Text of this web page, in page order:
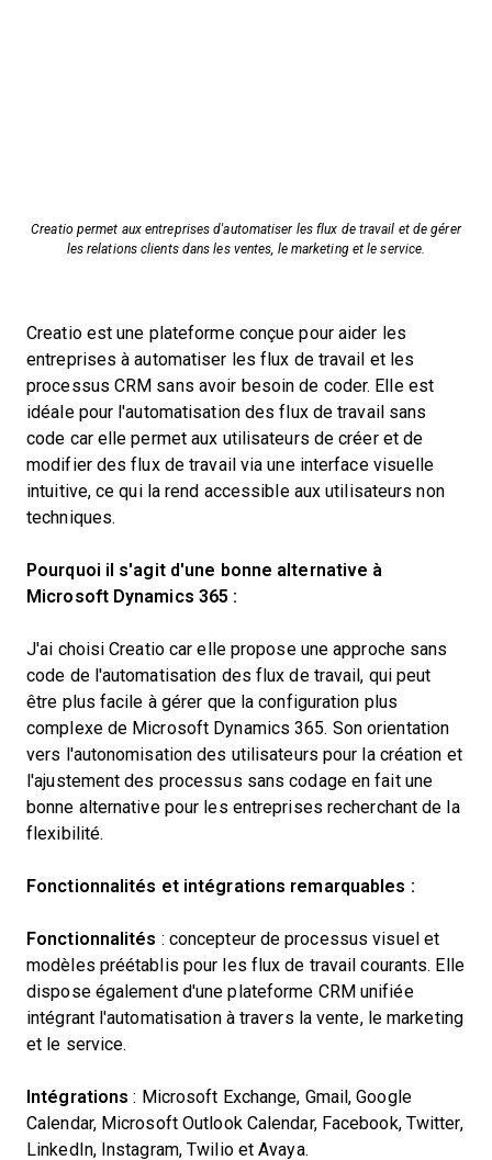
Creatio permet aux entreprises d'automatiser les flux de travail et de gérer
les relations clients dans les ventes, le marketing et le service.
Creatio est une plateforme conçue pour aider les
entreprises à automatiser les flux de travail et les
processus CRM sans avoir besoin de coder. Elle est
idéale pour l'automatisation des flux de travail sans
code car elle permet aux utilisateurs de créer et de
modifier des flux de travail via une interface visuelle
intuitive, ce qui la rend accessible aux utilisateurs non
techniques.
Pourquoi il s'agit d'une bonne alternative à
Microsoft Dynamics 365 :
J'ai choisi Creatio car elle propose une approche sans
code de l'automatisation des flux de travail, qui peut
être plus facile à gérer que la configuration plus
complexe de Microsoft Dynamics 365. Son orientation
vers l'autonomisation des utilisateurs pour la création et
l'ajustement des processus sans codage en fait une
bonne alternative pour les entreprises recherchant de la
flexibilité.
Fonctionnalités et intégrations remarquables :
Fonctionnalités : concepteur de processus visuel et
modèles préétablis pour les flux de travail courants. Elle
dispose également d'une plateforme CRM unifiée
intégrant l'automatisation à travers la vente, le marketing
et le service.
Intégrations : Microsoft Exchange, Gmail, Google
Calendar, Microsoft Outlook Calendar, Facebook, Twitter,
LinkedIn, Instagram, Twilio et Avaya.